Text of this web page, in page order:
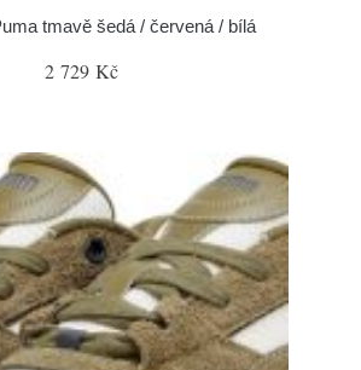
tmavě šedá / červená / bílá
2 729 Kč